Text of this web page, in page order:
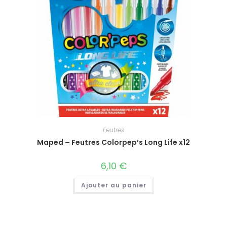
Feutres
Maped – Feutres Colorpep’s Long Life x12
6,10 €
Ajouter au panier